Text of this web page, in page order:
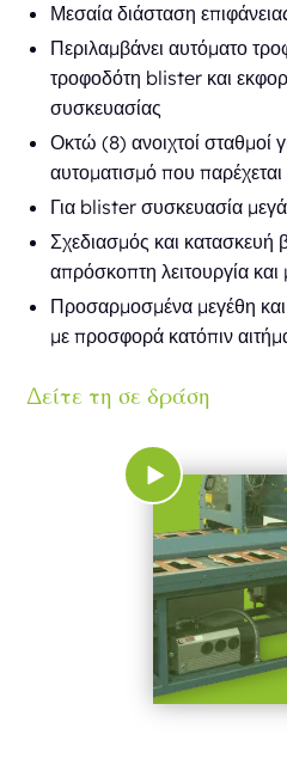
Μεσαία διάσταση
Περιλαμβάνει αυτόματο
τροφοδότη blister και
συσκευασίας
Οκτώ (8) ανοιχτοί σταθμοί
αυτοματισμό που
Για blister συσκευασία
Σχεδιασμός και κατασκευή
απρόσκοπτη λειτουργία
Προσαρμοσμένα μεγέθη
με προσφορά κατόπιν
Δείτε τη σε δράση